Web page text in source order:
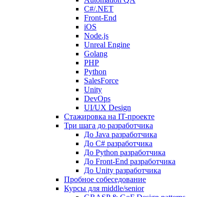
C#/.NET
Front-End
iOS
Node.js
Unreal Engine
Golang
PHP
Python
SalesForce
Unity
DevOps
UI/UX Design
Стажировка на IT-проекте
Три шага до разработчика
До Java разработчика
До C# разработчика
До Python разработчика
До Front-End разработчика
До Unity разработчика
Пробное собеседование
Курсы для middle/senior